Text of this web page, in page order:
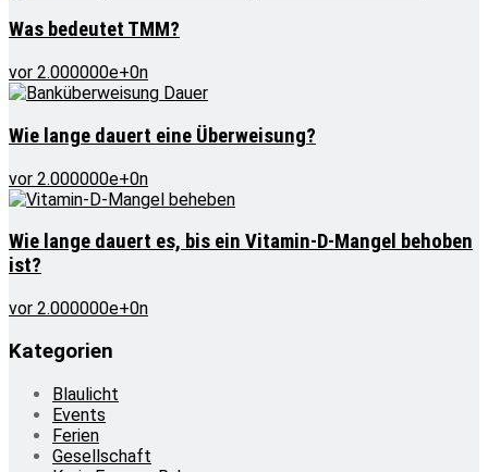
Was bedeutet TMM?
vor 2.000000e+0n
Wie lange dauert eine Überweisung?
vor 2.000000e+0n
Wie lange dauert es, bis ein Vitamin-D-Mangel behoben
ist?
vor 2.000000e+0n
Kategorien
Blaulicht
Events
Ferien
Gesellschaft